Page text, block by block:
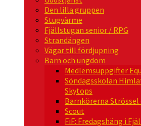
Den lilla gruppen
Stugvärme
Fjällstugan senior / RPG
Strandängen
Vägar till fördjupning
Barn och ungdom
Medlemsuppgifter
Söndagsskolan
Skytops
Barnkörerna Strössel
Scout
FiF: Fredagshäng i